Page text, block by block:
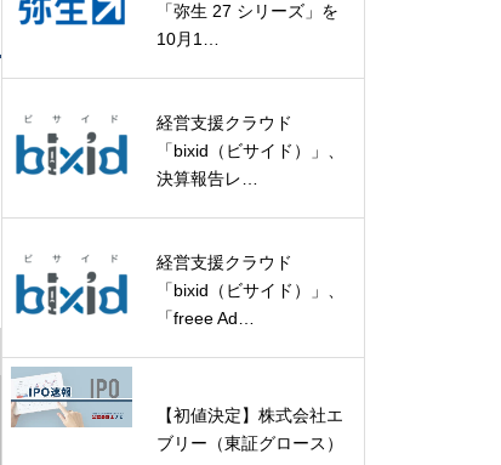
「弥生 27 シリーズ」を
10月1…
経営支援クラウド
「bixid（ビサイド）」、
決算報告レ…
経営支援クラウド
「bixid（ビサイド）」、
「freee Ad…
【初値決定】株式会社エ
ブリー（東証グロース）